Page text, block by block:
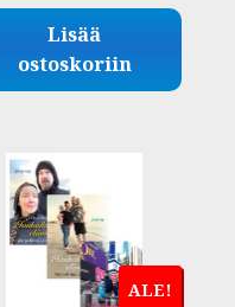
Lisää
ostoskoriin
ALE!